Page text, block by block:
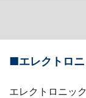
■エレクトロ
エレクトロニッ